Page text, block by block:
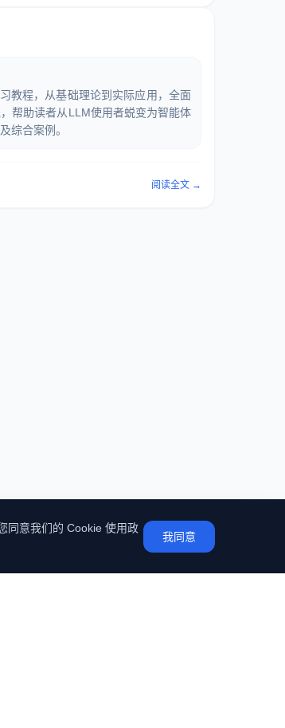
教程，从基础理论到实际应用，全面
帮助读者从LLM使用者蜕变为智能体
综合案例。
阅读全文 →
同意我们的 Cookie 使用政
我同意